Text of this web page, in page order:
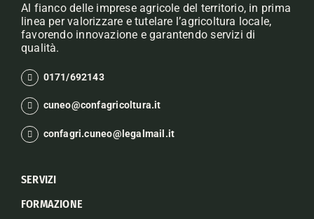
Al fianco delle imprese agricole del territorio, in prima
linea per valorizzare e tutelare l’agricoltura locale,
favorendo innovazione e garantendo servizi di
qualità.
0171/692143
cuneo@confagricoltura.it
confagri.cuneo@legalmail.it
SERVIZI
FORMAZIONE